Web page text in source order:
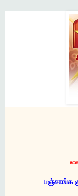
பஞ்சாங்க